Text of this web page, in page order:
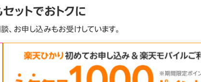
セットでおトクに
、お申し込みもお受けしています。